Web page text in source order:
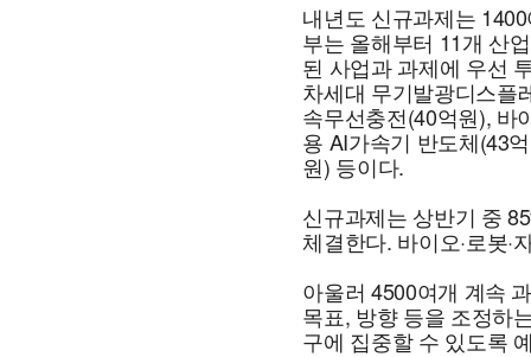
내년도 신규과제는
부는 올해부터 11개 산
된 사업과 과제에 우선
차세대 무기발광디스플
속무선충전(40억원), 바
용 AI가속기 반도체(43
원) 등이다.
신규과제는 상반기 중
체결한다. 바이오·로봇
아울러 4500여개 계속
목표, 방향 등을 조정하
구에 집중할 수 있도록